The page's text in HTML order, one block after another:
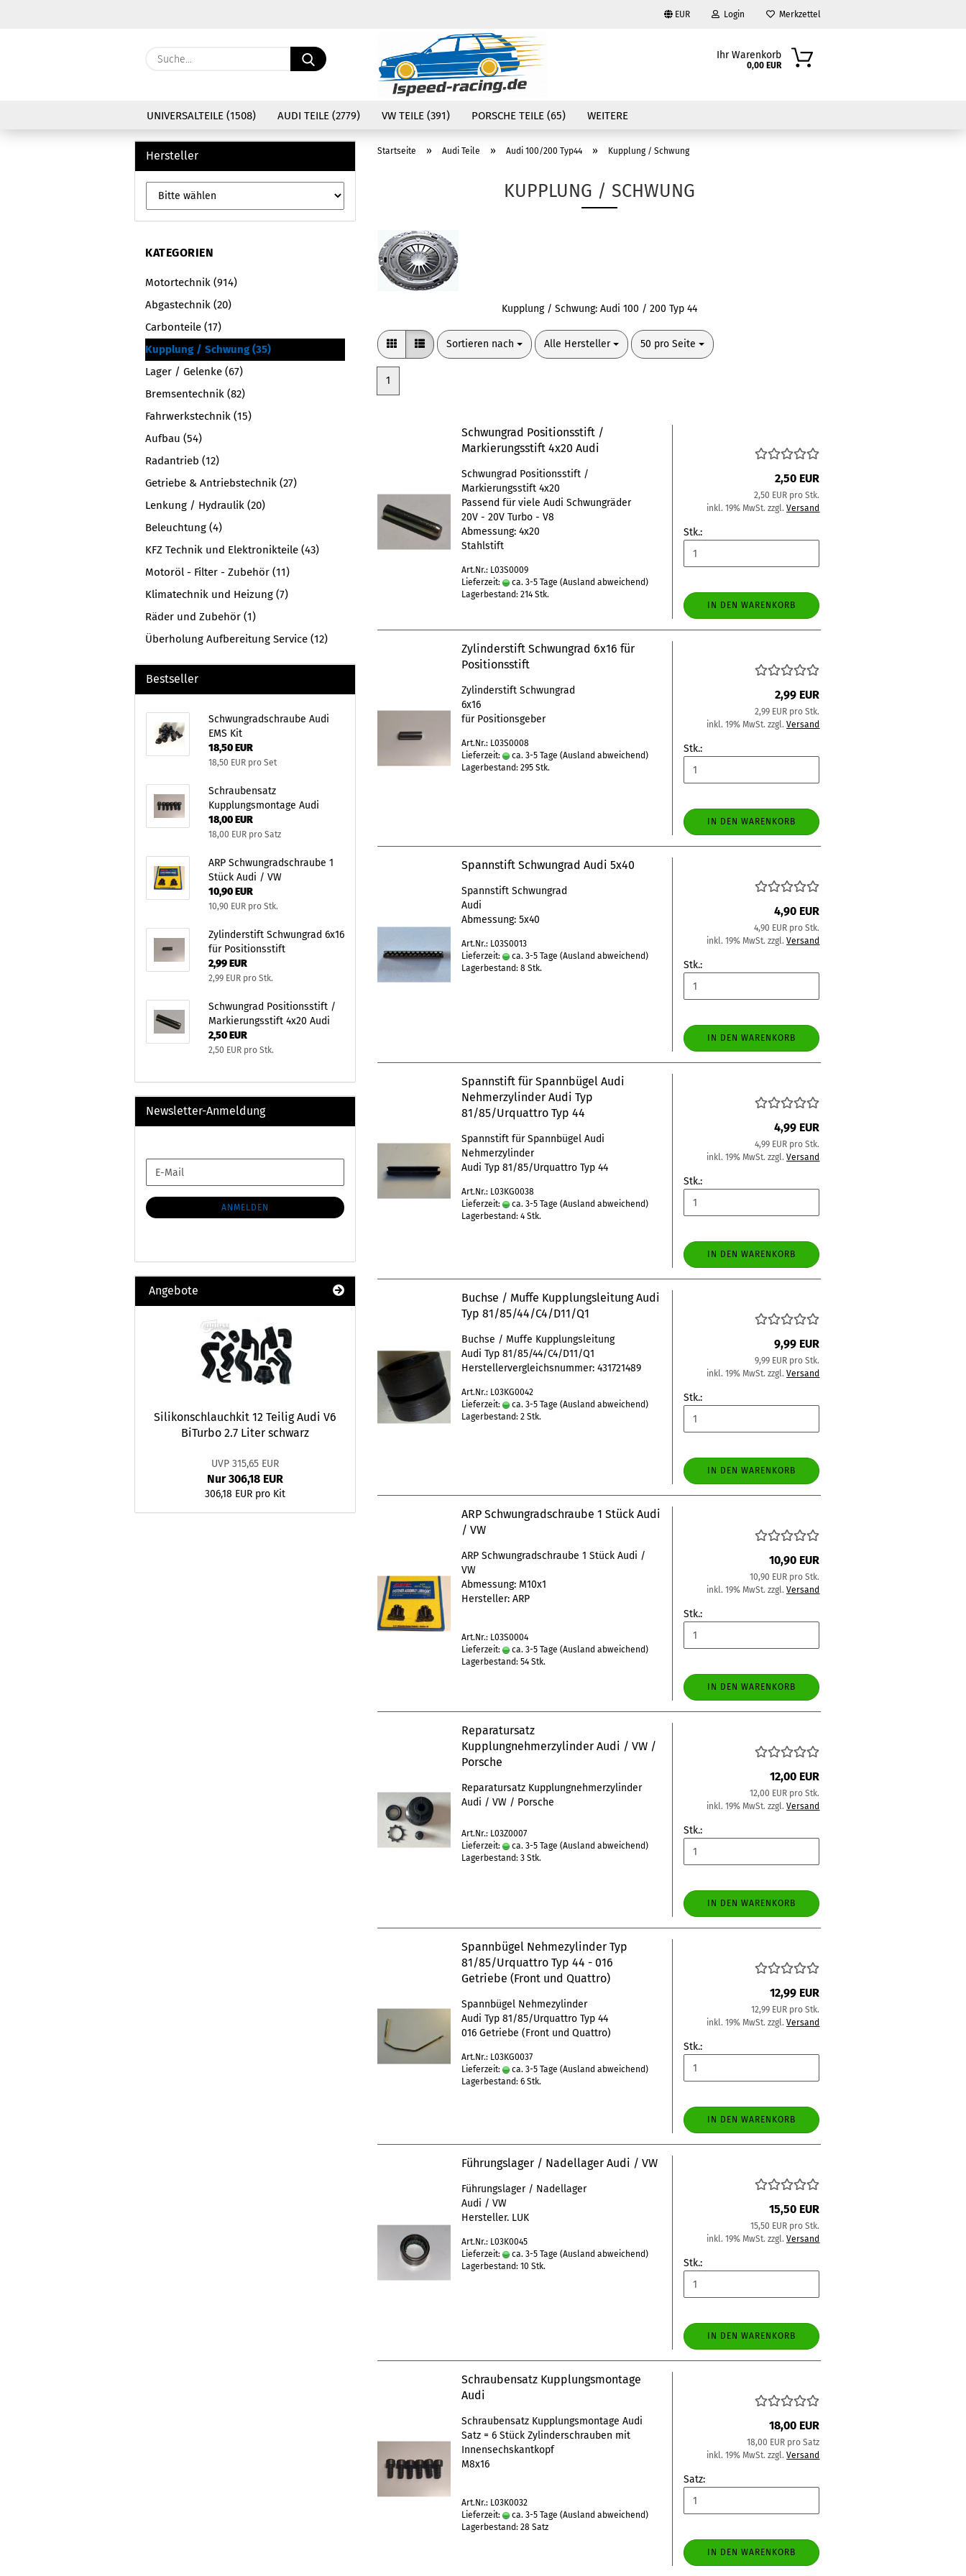
EUR
Währung auswählen
Login Merkzettel
Suche... Ihr Warenkorb
0,00 EUR
UNIVERSALTEILE (1508) AUDI TEILE (2779) VW TEILE (391) PORSCHE TEILE (65) WEITERE
Startseite » Audi Teile » Audi 100/200 Typ44 » Kupplung / Schwung
KUPPLUNG / SCHWUNG
Kupplung / Schwung: Audi 100 / 200 Typ 44
Sortieren nach
Sortieren nach Alle Hersteller
pro Seite 50 pro Seite
pro Seite
1
Schwungrad Positionsstift /
Markierungsstift 4x20 Audi
Schwungrad Positionsstift /
Markierungsstift 4x20
Passend für viele Audi Schwungräder
20V - 20V Turbo - V8
Abmessung: 4x20
Stahlstift
Art.Nr.: L03S0009
Lieferzeit:
ca. 3-5 Tage (Ausland abweichend)
Lagerbestand: 214 Stk.
2,50 EUR
2,50 EUR pro Stk.
inkl. 19% MwSt. zzgl.Versand
Stk.:
IN DEN WARENKORB
Zylinderstift Schwungrad 6x16 für
Positionsstift
Zylinderstift Schwungrad
6x16
für Positionsgeber
Art.Nr.: L03S0008
Lieferzeit:
ca. 3-5 Tage (Ausland abweichend)
Lagerbestand: 295 Stk.
2,99 EUR
2,99 EUR pro Stk.
inkl. 19% MwSt. zzgl.Versand
Stk.:
IN DEN WARENKORB
Spannstift Schwungrad Audi 5x40
Spannstift Schwungrad
Audi
Abmessung: 5x40
Art.Nr.: L03S0013
Lieferzeit:
ca. 3-5 Tage (Ausland abweichend)
Lagerbestand: 8 Stk.
4,90 EUR
4,90 EUR pro Stk.
inkl. 19% MwSt. zzgl.Versand
Stk.:
IN DEN WARENKORB
Spannstift für Spannbügel Audi
Nehmerzylinder Audi Typ
81/85/Urquattro Typ 44
Spannstift für Spannbügel Audi
Nehmerzylinder
Audi Typ 81/85/Urquattro Typ 44
Art.Nr.: L03KG0038
Lieferzeit:
ca. 3-5 Tage (Ausland abweichend)
Lagerbestand: 4 Stk.
4,99 EUR
4,99 EUR pro Stk.
inkl. 19% MwSt. zzgl.Versand
Stk.:
IN DEN WARENKORB
Buchse / Muffe Kupplungsleitung Audi
Typ 81/85/44/C4/D11/Q1
Buchse / Muffe Kupplungsleitung
Audi Typ 81/85/44/C4/D11/Q1
Herstellervergleichsnummer: 431721489
Art.Nr.: L03KG0042
Lieferzeit:
ca. 3-5 Tage (Ausland abweichend)
Lagerbestand: 2 Stk.
9,99 EUR
9,99 EUR pro Stk.
inkl. 19% MwSt. zzgl.Versand
Stk.:
IN DEN WARENKORB
ARP Schwungradschraube 1 Stück Audi
/ VW
ARP Schwungradschraube 1 Stück Audi /
VW
Abmessung: M10x1
Hersteller: ARP
Art.Nr.: L03S0004
Lieferzeit:
ca. 3-5 Tage (Ausland abweichend)
Lagerbestand: 54 Stk.
10,90 EUR
10,90 EUR pro Stk.
inkl. 19% MwSt. zzgl.Versand
Stk.:
IN DEN WARENKORB
Reparatursatz
Kupplungnehmerzylinder Audi / VW /
Porsche
Reparatursatz Kupplungnehmerzylinder
Audi / VW / Porsche
Art.Nr.: L03Z0007
Lieferzeit:
ca. 3-5 Tage (Ausland abweichend)
Lagerbestand: 3 Stk.
12,00 EUR
12,00 EUR pro Stk.
inkl. 19% MwSt. zzgl.Versand
Stk.:
IN DEN WARENKORB
Spannbügel Nehmezylinder Typ
81/85/Urquattro Typ 44 - 016
Getriebe (Front und Quattro)
Spannbügel Nehmezylinder
Audi Typ 81/85/Urquattro Typ 44
016 Getriebe (Front und Quattro)
Art.Nr.: L03KG0037
Lieferzeit:
ca. 3-5 Tage (Ausland abweichend)
Lagerbestand: 6 Stk.
12,99 EUR
12,99 EUR pro Stk.
inkl. 19% MwSt. zzgl.Versand
Stk.:
IN DEN WARENKORB
Führungslager / Nadellager Audi / VW
Führungslager / Nadellager
Audi / VW
Hersteller. LUK
Art.Nr.: L03K0045
Lieferzeit:
ca. 3-5 Tage (Ausland abweichend)
Lagerbestand: 10 Stk.
15,50 EUR
15,50 EUR pro Stk.
inkl. 19% MwSt. zzgl.Versand
Stk.:
IN DEN WARENKORB
Schraubensatz Kupplungsmontage
Audi
Schraubensatz Kupplungsmontage Audi
Satz = 6 Stück Zylinderschrauben mit
Innensechskantkopf
M8x16
Art.Nr.: L03K0032
Lieferzeit:
ca. 3-5 Tage (Ausland abweichend)
Lagerbestand: 28 Satz
18,00 EUR
18,00 EUR pro Satz
inkl. 19% MwSt. zzgl.Versand
Satz:
IN DEN WARENKORB
Hersteller
KATEGORIEN
Motortechnik (914)
Abgastechnik (20)
Carbonteile (17)
Kupplung / Schwung (35)
Lager / Gelenke (67)
Bremsentechnik (82)
Fahrwerkstechnik (15)
Aufbau (54)
Radantrieb (12)
Getriebe & Antriebstechnik (27)
Lenkung / Hydraulik (20)
Beleuchtung (4)
KFZ Technik und Elektronikteile (43)
Motoröl - Filter - Zubehör (11)
Klimatechnik und Heizung (7)
Räder und Zubehör (1)
Überholung Aufbereitung Service (12)
Bestseller
Schwungradschraube Audi
EMS Kit
18,50 EUR
18,50 EUR pro Set
Schraubensatz
Kupplungsmontage Audi
18,00 EUR
18,00 EUR pro Satz
ARP Schwungradschraube 1
Stück Audi / VW
10,90 EUR
10,90 EUR pro Stk.
Zylinderstift Schwungrad 6x16
für Positionsstift
2,99 EUR
2,99 EUR pro Stk.
Schwungrad Positionsstift /
Markierungsstift 4x20 Audi
2,50 EUR
2,50 EUR pro Stk.
Newsletter-Anmeldung
ZUR
ANMELDUNG
E-
Mail
ANMELDEN
Angebote
Silikonschlauchkit 12 Teilig Audi V6
BiTurbo 2.7 Liter schwarz
UVP 315,65 EUR
Nur 306,18 EUR
306,18 EUR pro Kit